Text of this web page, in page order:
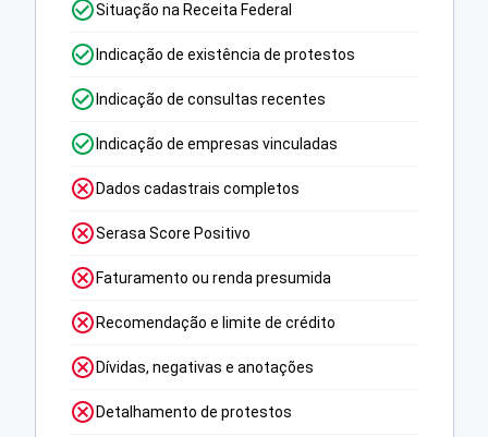
Situação na Receita Federal
Indicação de existência de protestos
Indicação de consultas recentes
Indicação de empresas vinculadas
Dados cadastrais completos
Serasa Score Positivo
Faturamento ou renda presumida
Recomendação e limite de crédito
Dívidas, negativas e anotações
Detalhamento de protestos